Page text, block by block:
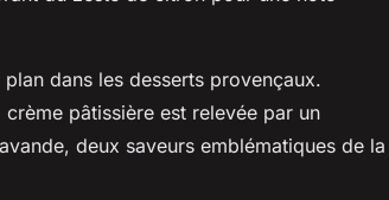
dans les desserts provençaux.
pâtissière est relevée par un
deux saveurs emblématiques de la